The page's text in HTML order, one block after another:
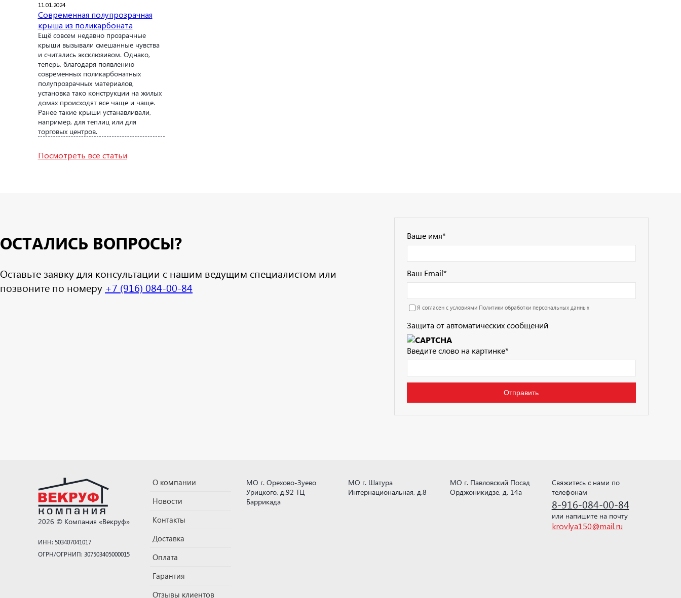
11.01.2024
Современная полупрозрачная
крыша из поликарбоната
Ещё совсем недавно прозрачные
крыши вызывали смешанные чувства
и считались эксклюзивом. Однако,
теперь, благодаря появлению
современных поликарбонатных
полупрозрачных материалов,
установка тако конструкции на жилых
домах происходят все чаще и чаще.
Ранее такие крыши устанавливали,
например, для теплиц или для
торговых центров.
Посмотреть все статьи
ОСТАЛИСЬ ВОПРОСЫ?
Оставьте заявку для консультации с нашим ведущим специалистом или
позвоните по номеру +7 (916) 084-00-84
Ваше имя*
Ваш Email*
Я согласен с условиями Политики обработки персональных данных
Защита от автоматических сообщений
Введите слово на картинке*
2026 © Компания «Векруф»
ИНН: 503407041017
ОГРН/ОГРНИП: 307503405000015
О компании
Новости
Контакты
Доставка
Оплата
Гарантия
Отзывы клиентов
МО г. Орехово-Зуево
Урицкого, д.92 ТЦ
Баррикада
МО г. Шатура
Интернациональная, д.8
МО г. Павловский Посад
Орджоникидзе, д. 14а
Свяжитесь с нами по
телефонам
8-916-084-00-84
или напишите на почту
krovlya150@mail.ru